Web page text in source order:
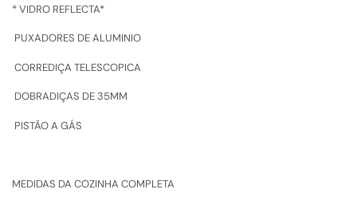
* VIDRO REFLECTA*
PUXADORES DE ALUMINIO
CORREDIÇA TELESCOPICA
DOBRADIÇAS DE 35MM
PISTÃO A GÁS
MEDIDAS DA COZINHA COMPLETA